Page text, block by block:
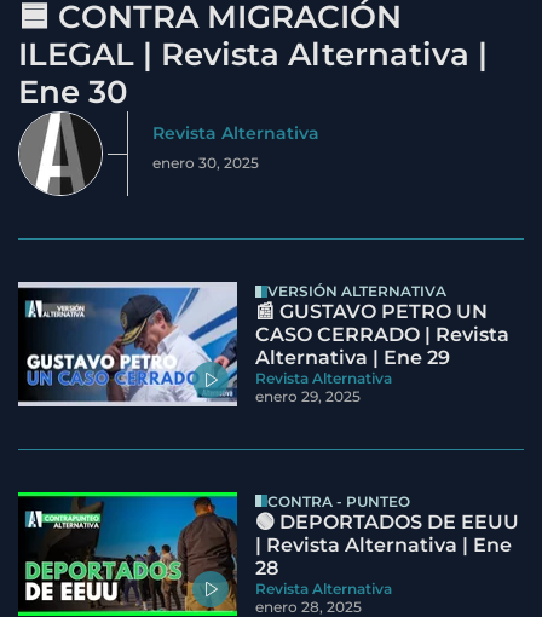
🟦 CONTRA MIGRACIÓN
ILEGAL | Revista Alternativa |
Ene 30
Revista Alternativa
enero 30, 2025
VERSIÓN ALTERNATIVA
📰 GUSTAVO PETRO UN
CASO CERRADO | Revista
Alternativa | Ene 29
Revista Alternativa
enero 29, 2025
CONTRA - PUNTEO
🟢 DEPORTADOS DE EEUU
| Revista Alternativa | Ene
28
Revista Alternativa
enero 28, 2025